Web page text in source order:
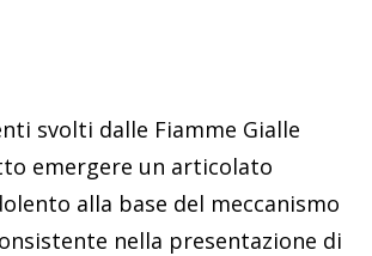
svolti dalle Fiamme Gialle
emergere un articolato
alla base del meccanismo
nella presentazione di